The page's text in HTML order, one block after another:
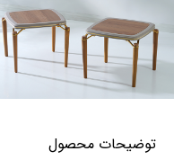
توضیحات محصول